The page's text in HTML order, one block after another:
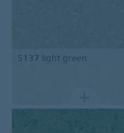
5137 light green